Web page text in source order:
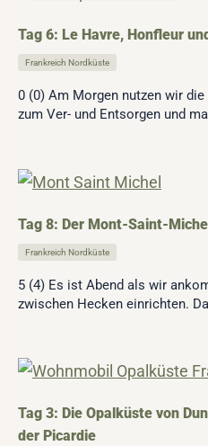
Tag 6: Le Havre, Honfleur
Frankreich Nordküste
0 (0) Am Morgen nutzen wir
zum Ver- und Entsorgen und
Tag 8: Der Mont-Saint-
Frankreich Nordküste
5 (4) Es ist Abend als wir
zwischen Hecken einrichten.
Tag 3: Die Opalküste von
der Picardie